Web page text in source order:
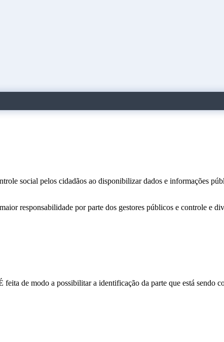
social pelos cidadãos ao disponibilizar dados e informações
responsabilidade por parte dos gestores públicos e controle e
de modo a possibilitar a identificação da parte que está sendo